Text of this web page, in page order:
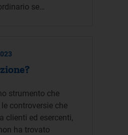
se…
strumento che
controversie che
clienti ed esercenti,
ha trovato